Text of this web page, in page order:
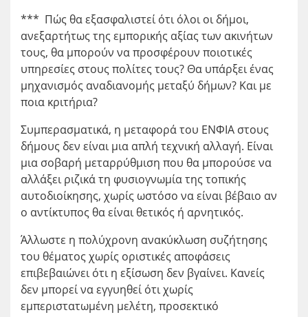
*** Πώς θα εξασφαλιστεί ότι όλοι οι δήμοι,
ανεξαρτήτως της εμπορικής αξίας των ακινήτων
τους, θα μπορούν να προσφέρουν ποιοτικές
υπηρεσίες στους πολίτες τους? Θα υπάρξει ένας
μηχανισμός αναδιανομής μεταξύ δήμων? Και με
ποια κριτήρια?
Συμπερασματικά, η μεταφορά του ΕΝΦΙΑ στους
δήμους δεν είναι μια απλή τεχνική αλλαγή. Είναι
μια σοβαρή μεταρρύθμιση που θα μπορούσε να
αλλάξει ριζικά τη φυσιογνωμία της τοπικής
αυτοδιοίκησης, χωρίς ωστόσο να είναι βέβαιο αν
ο αντίκτυπος θα είναι θετικός ή αρνητικός.
Άλλωστε η πολύχρονη ανακύκλωση συζήτησης
του θέματος χωρίς οριστικές αποφάσεις
επιβεβαιώνει ότι η εξίσωση δεν βγαίνει. Κανείς
δεν μπορεί να εγγυηθεί ότι χωρίς
εμπεριστατωμένη μελέτη, προσεκτικό